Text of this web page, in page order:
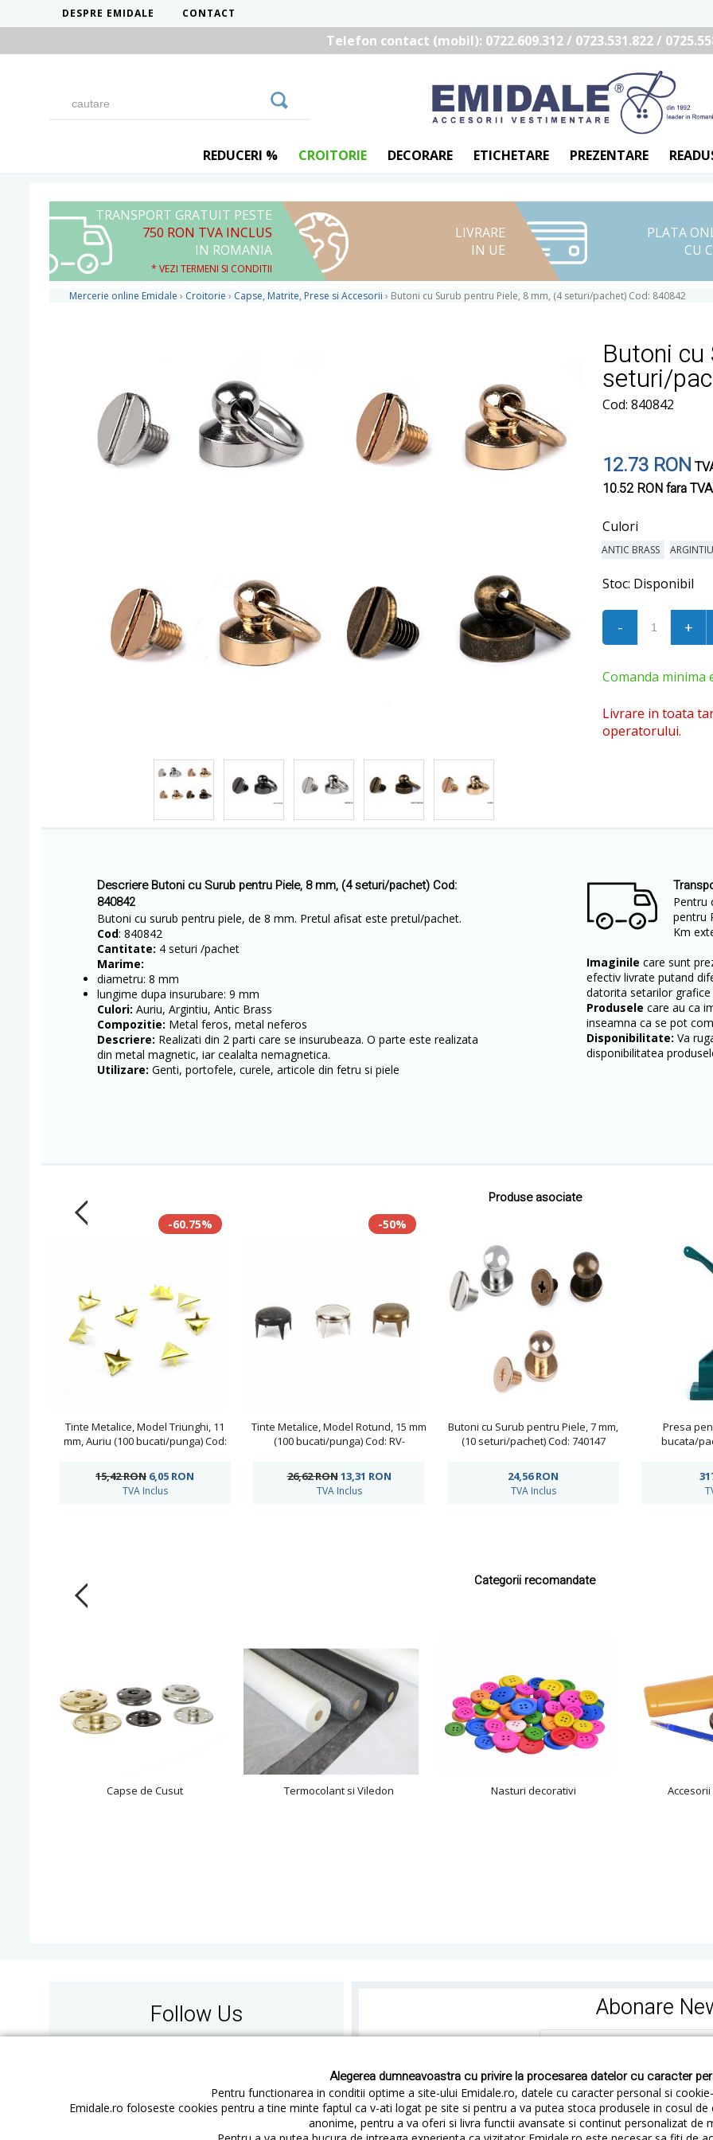
Alegerea dumneavoastra cu privire la procesarea datelor cu caracter
Pentru functionarea in conditii optime a site-ului Emidale.ro, datele cu caracter personal si
Emidale.ro foloseste cookies pentru a tine minte faptul ca v-ati logat pe site si pentru a va putea stoca produsele in cosul
anonime, pentru a va oferi si livra functii avansate si continut personalizat de
DESPRE EMIDALE CONTACT
Telefon contact (mobil): 0722.609.312 / 0723.531.822 /
REDUCERI % CROITORIE DECORARE ETICHETARE PREZENTARE
TRANSPORT GRATUIT PESTE
750 RON TVA INCLUS
IN ROMANIA
* VEZI TERMENI SI CONDITII
LIVRARE
IN UE
PLATA
CU
Mercerie online Emidale › Croitorie › Capse, Matrite, Prese si Accesorii › Butoni cu Surub pentru Piele, 8 mm, (4 seturi/pachet) Cod: 840842
Butoni cu
seturi/
Cod: 840842
12.73 RON
10.52 RONfara TVA
Culori
ANTIC BRASS
Stoc: Disponibil
- +
Comanda minima
Livrare in toata
operatorului.
Descriere Butoni cu Surub pentru Piele, 8 mm, (4 seturi/pachet) Cod:
840842
Butoni cu surub pentru piele, de 8 mm. Pretul afisat este pretul/pachet.
Cod: 840842
Cantitate: 4 seturi /pachet
Marime:
diametru: 8 mm
lungime dupa insurubare: 9 mm
Culori: Auriu, Argintiu, Antic Brass
Compozitie: Metal feros, metal neferos
Descriere: Realizati din 2 parti care se insurubeaza. O parte este realizata
din metal magnetic, iar cealalta nemagnetica.
Utilizare: Genti, portofele, curele, articole din fetru si piele
Pentru
pentru
Km
Imaginile care sunt
efectiv livrate putand
datorita setarilor grafice
Produsele care au ca
inseamna ca se pot
Disponibilitate: Va
disponibilitatea
Produse asociate
-60.75%
Tinte Metalice, Model Triunghi, 11
mm, Auriu (100 bucati/punga) Cod:
15,42 RON 6,05 RON
TVA Inclus
-50%
Tinte Metalice, Model Rotund, 15 mm
(100 bucati/punga) Cod: RV-
26,62 RON13,31 RON
TVA Inclus
Butoni cu Surub pentru Piele, 7 mm,
(10 seturi/pachet) Cod: 740147
24,56RON
TVA Inclus
Presa
bucata/
Categorii recomandate
Capse de Cusut Termocolant si Viledon Nasturi decorativi
Follow Us Abonare